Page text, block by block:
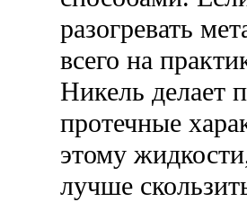
разогревать
всего на
Никель делает
протечные
этому
лучше